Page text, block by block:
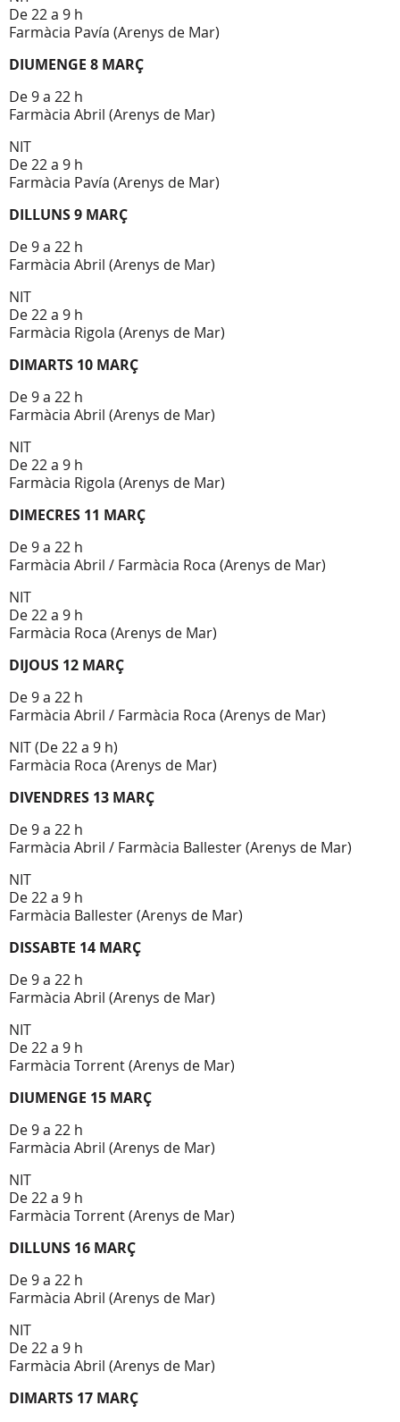
De 22 a 9 h
Farmàcia Pavía (Arenys de Mar)
DIUMENGE 8 MARÇ
De 9 a 22 h
Farmàcia Abril (Arenys de Mar)
NIT
De 22 a 9 h
Farmàcia Pavía (Arenys de Mar)
DILLUNS 9 MARÇ
De 9 a 22 h
Farmàcia Abril (Arenys de Mar)
NIT
De 22 a 9 h
Farmàcia Rigola (Arenys de Mar)
DIMARTS 10 MARÇ
De 9 a 22 h
Farmàcia Abril (Arenys de Mar)
NIT
De 22 a 9 h
Farmàcia Rigola (Arenys de Mar)
DIMECRES 11 MARÇ
De 9 a 22 h
Farmàcia Abril / Farmàcia Roca (Arenys de Mar)
NIT
De 22 a 9 h
Farmàcia Roca (Arenys de Mar)
DIJOUS 12 MARÇ
De 9 a 22 h
Farmàcia Abril / Farmàcia Roca (Arenys de Mar)
NIT (De 22 a 9 h)
Farmàcia Roca (Arenys de Mar)
DIVENDRES 13 MARÇ
De 9 a 22 h
Farmàcia Abril / Farmàcia Ballester (Arenys de Mar)
NIT
De 22 a 9 h
Farmàcia Ballester (Arenys de Mar)
DISSABTE 14 MARÇ
De 9 a 22 h
Farmàcia Abril (Arenys de Mar)
NIT
De 22 a 9 h
Farmàcia Torrent (Arenys de Mar)
DIUMENGE 15 MARÇ
De 9 a 22 h
Farmàcia Abril (Arenys de Mar)
NIT
De 22 a 9 h
Farmàcia Torrent (Arenys de Mar)
DILLUNS 16 MARÇ
De 9 a 22 h
Farmàcia Abril (Arenys de Mar)
NIT
De 22 a 9 h
Farmàcia Abril (Arenys de Mar)
DIMARTS 17 MARÇ